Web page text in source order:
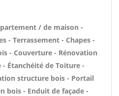
/ de maison -
- Terrassement - Chapes -
- Couverture - Rénovation
Étanchéité de Toiture -
structure bois - Portail
bois - Enduit de façade -